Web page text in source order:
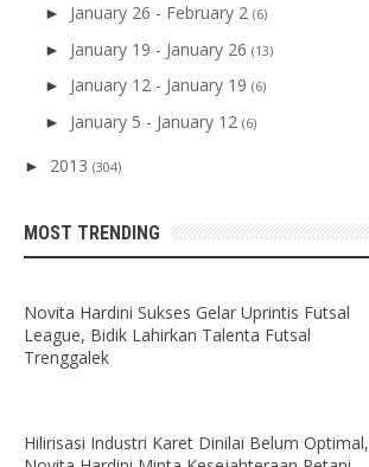
► January 26 - February 2 (6)
► January 19 - January 26 (13)
► January 12 - January 19 (6)
► January 5 - January 12 (6)
► 2013 (304)
MOST TRENDING
Novita Hardini Sukses Gelar Uprintis Futsal
League, Bidik Lahirkan Talenta Futsal
Trenggalek
Hilirisasi Industri Karet Dinilai Belum Optimal,